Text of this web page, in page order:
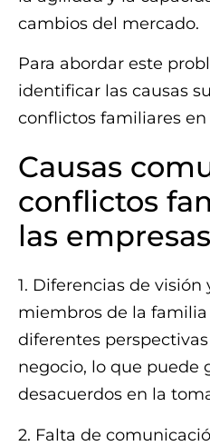
cambios del mercado.
Para abordar este
identificar las causas
conflictos familiares
Causas
conflictos
las empresas
1. Diferencias de visión
miembros de la
diferentes
negocio, lo que puede
desacuerdos en la
2. Falta de